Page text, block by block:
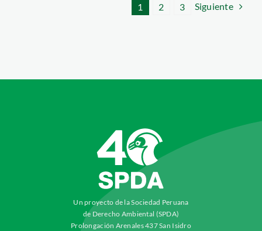
1 2 3 Siguiente
Un proyecto de la Sociedad Peruana
de Derecho Ambiental (SPDA)
Prolongación Arenales 437 San Isidro